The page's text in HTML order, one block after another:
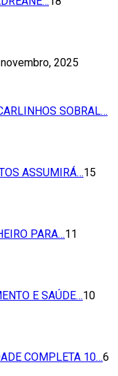
2025
SOBRAL…
ASSUMIRÁ…15
PARA…11
E SAÚDE…10
COMPLETA 10…6